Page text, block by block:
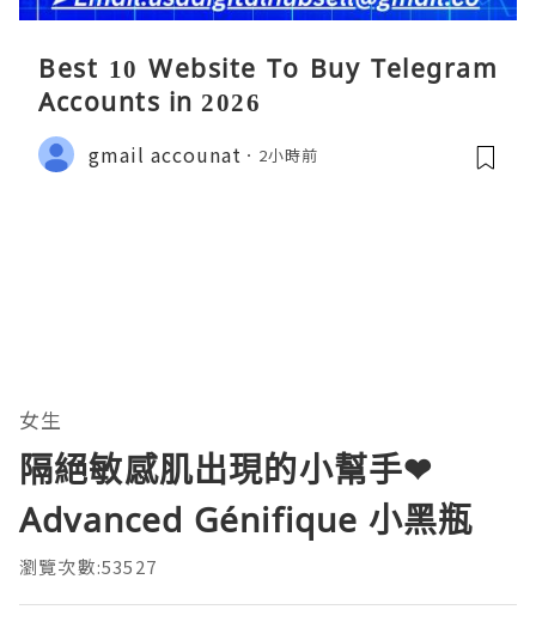
Best 10 Website To Buy Telegram
Accounts in 2026
gmail accounat 2小時前
女生
隔絕敏感肌出現的小幫手❤
Advanced Génifique 小黑瓶
瀏覽次數:53527